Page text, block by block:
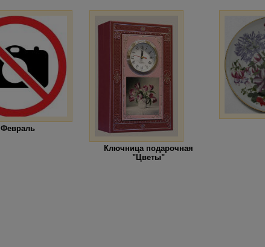
Февраль
Ключница подарочная
"Цветы"